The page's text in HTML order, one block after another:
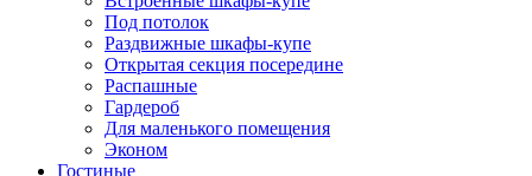
Под потолок
Раздвижные шкафы-купе
Открытая секция посередине
Распашные
Гардероб
Для маленького помещения
Эконом
Гостиные